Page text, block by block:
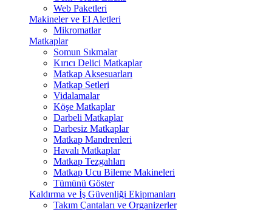
Web Paketleri
Makineler ve El Aletleri
Mikromatlar
Matkaplar
Somun Sıkmalar
Kırıcı Delici Matkaplar
Matkap Aksesuarları
Matkap Setleri
Vidalamalar
Köşe Matkaplar
Darbeli Matkaplar
Darbesiz Matkaplar
Matkap Mandrenleri
Havalı Matkaplar
Matkap Tezgahları
Matkap Ucu Bileme Makineleri
Tümünü Göster
Kaldırma ve İş Güvenliği Ekipmanları
Takım Çantaları ve Organizerler